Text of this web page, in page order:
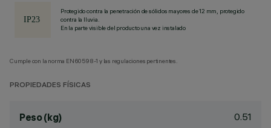
Protegido contra la penetración de sólidos mayores de 12 mm, protegido
contra la lluvia.
En la parte visible del producto una vez instalado
Cumple con la norma EN60598-1 y las regulaciones pertinentes.
PROPIEDADES FÍSICAS
Peso (kg) 0.51